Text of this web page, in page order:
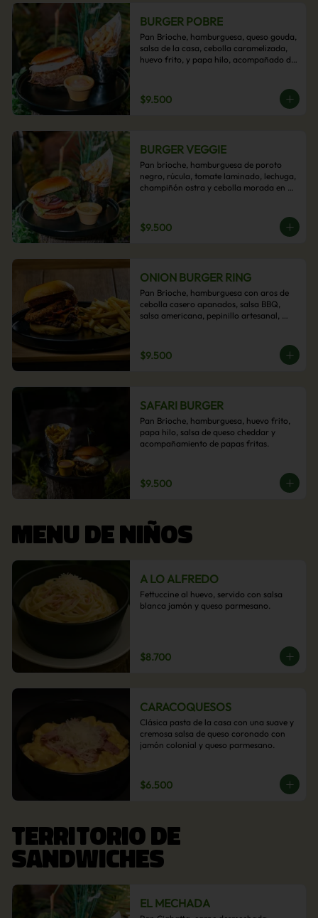
BURGER POBRE
Pan Brioche, hamburguesa, queso gouda,
salsa de la casa, cebolla caramelizada,
huevo frito, y papa hilo, acompañado de
$9.500
BURGER VEGGIE
Pan brioche, hamburguesa de poroto
negro, rúcula, tomate laminado, lechuga,
champiñón ostra y cebolla morada en
$9.500
ONION BURGER RING
Pan Brioche, hamburguesa con aros de
cebolla casero apanados, salsa BBQ,
salsa americana, pepinillo artesanal,
papas fritas.
$9.500
SAFARI BURGER
Pan Brioche, hamburguesa, huevo frito,
papa hilo, salsa de queso cheddar y
acompañamiento de papas fritas.
$9.500
MENU DE NIÑOS
A LO ALFREDO
Fettuccine al huevo, servido con salsa
blanca jamón y queso parmesano.
$8.700
CARACOQUESOS
Clásica pasta de la casa con una suave y
cremosa salsa de queso coronado con
jamón colonial y queso parmesano.
$6.500
TERRITORIO DE
SANDWICHES
EL MECHADA